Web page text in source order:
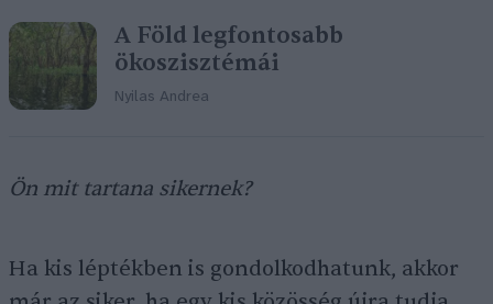
A Föld legfontosabb
ökoszisztémái
Nyilas Andrea
Ön mit tartana sikernek?
Ha kis léptékben is gondolkodhatunk, akkor